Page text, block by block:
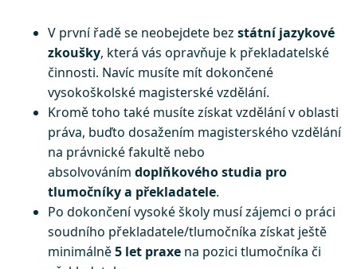
V první řadě se neobejdete bez státní jazykové
zkoušky, která vás opravňuje k překladatelské
činnosti. Navíc musíte mít dokončené
vysokoškolské magisterské vzdělání.
Kromě toho také musíte získat vzdělání v oblasti
práva, buďto dosažením magisterského vzdělání
na právnické fakultě nebo
absolvováním doplňkového studia pro
tlumočníky a překladatele.
Po dokončení vysoké školy musí zájemci o práci
soudního překladatele/tlumočníka získat ještě
minimálně5 let praxe na pozici tlumočníka či